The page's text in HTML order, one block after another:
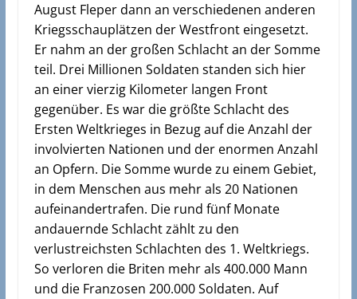
August Fleper dann an verschiedenen anderen
Kriegsschauplätzen der Westfront eingesetzt.
Er nahm an der großen Schlacht an der Somme
teil. Drei Millionen Soldaten standen sich hier
an einer vierzig Kilometer langen Front
gegenüber. Es war die größte Schlacht des
Ersten Weltkrieges in Bezug auf die Anzahl der
involvierten Nationen und der enormen Anzahl
an Opfern. Die Somme wurde zu einem Gebiet,
in dem Menschen aus mehr als 20 Nationen
aufeinandertrafen. Die rund fünf Monate
andauernde Schlacht zählt zu den
verlustreichsten Schlachten des 1. Weltkriegs.
So verloren die Briten mehr als 400.000 Mann
und die Franzosen 200.000 Soldaten. Auf